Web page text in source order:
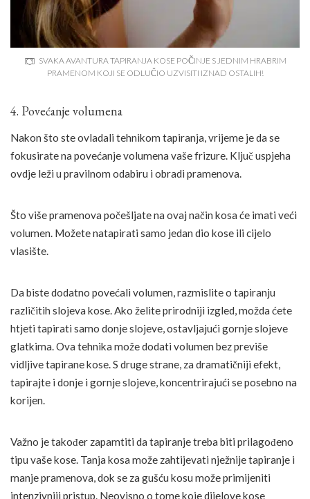
SVAKA AVANTURA TAPIRANJA KOSE POČINJE S JEDNIM HRABRIM
PRAMENOM KOJI SE ODLUČIO UZVISITI IZNAD OSTALIH!
4. Povećanje volumena
Nakon što ste ovladali tehnikom tapiranja, vrijeme je da se
fokusirate na povećanje volumena vaše frizure. Ključ uspjeha
ovdje leži u pravilnom odabiru i obradi pramenova.
Što više pramenova počešljate na ovaj način kosa će imati veći
volumen. Možete natapirati samo jedan dio kose ili cijelo
vlasište.
Da biste dodatno povećali volumen, razmislite o tapiranju
različitih slojeva kose. Ako želite prirodniji izgled, možda ćete
htjeti tapirati samo donje slojeve, ostavljajući gornje slojeve
glatkima. Ova tehnika može dodati volumen bez previše
vidljive tapirane kose. S druge strane, za dramatičniji efekt,
tapirajte i donje i gornje slojeve, koncentrirajući se posebno na
korijen.
Važno je također zapamtiti da tapiranje treba biti prilagođeno
tipu vaše kose. Tanja kosa može zahtijevati nježnije tapiranje i
manje pramenova, dok se za gušću kosu može primijeniti
intenzivniji pristup. Neovisno o tome koje dijelove kose